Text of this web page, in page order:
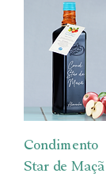
Condimento
Star de Maçã